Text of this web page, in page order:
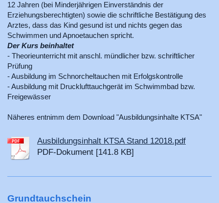
12 Jahren (bei Minderjährigen Einverständnis der
Erziehungsberechtigten) sowie die schriftliche Bestätigung des
Arztes, dass das Kind gesund ist und nichts gegen das
Schwimmen und Apnoetauchen spricht.
Der Kurs beinhaltet
- Theorieunterricht mit anschl. mündlicher bzw. schriftlicher
Prüfung
- Ausbildung im Schnorcheltauchen mit Erfolgskontrolle
- Ausbildung mit Drucklufttauchgerät im Schwimmbad bzw.
Freigewässer
Näheres entnimm dem Download "Ausbildungsinhalte KTSA"
Ausbildungsinhalt KTSA Stand 12018.pdf
PDF-Dokument [141.8 KB]
Grundtauchschein